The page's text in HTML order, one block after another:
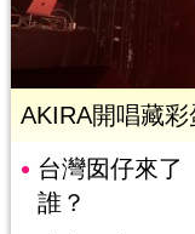
AKIRA開唱藏
台灣囡仔來
誰？